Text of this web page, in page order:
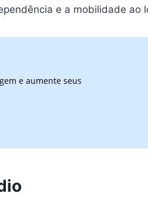
e a mobilidade ao
e aumente seus